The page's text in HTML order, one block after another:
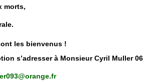
morts,
les bienvenus !
s’adresser à Monsieur Cyril Muller